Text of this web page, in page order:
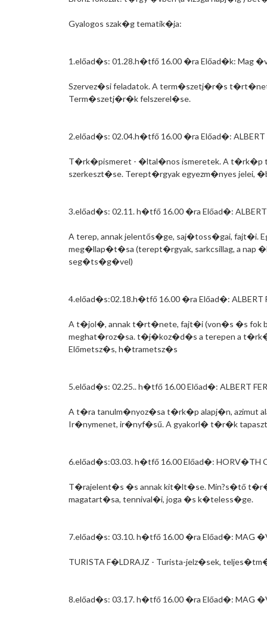
Gyalogos szak�g tematik�ja:
1.előad�s: 01.28.h�tfő 16.00 �ra Előad�k: Mag
Szervez�si feladatok. A term�szetj�r�s
Term�szetj�r�k felszerel�se.
2.előad�s: 02.04.h�tfő 16.00 �ra Előad�: ALBERT
T�rk�pismeret - �ltal�nos ismeretek. A
szerkeszt�se. Terept�rgyak egyezm�nyes jelei,
3.előad�s: 02.11. h�tfő 16.00 �ra Előad�: ALBERT
A terep, annak jelentős�ge, saj�toss�gai, fajt�i.
meg�llap�t�sa (terept�rgyak, sarkcsillag, a nap
seg�ts�g�vel)
4.előad�s:02.18.h�tfő 16.00 �ra Előad�: ALBERT
A t�jol�, annak t�rt�nete, fajt�i (von�s �s
meghat�roz�sa. t�j�koz�d�s a terepen a
Előmetsz�s, h�trametsz�s
5.előad�s: 02.25.. h�tfő 16.00 Előad�: ALBERT
A t�ra tanulm�nyoz�sa t�rk�p alapj�n,
Ir�nymenet, ir�nyf�sű. A gyakorl� t�r�k
6.előad�s:03.03. h�tfő 16.00 Előad�: HORV�TH
T�rajelent�s �s annak kit�lt�se. Min?s�tő
magatart�sa, tennival�i, joga �s k�teless�ge.
7.előad�s: 03.10. h�tfő 16.00 �ra Előad�: MAG
TURISTA F�LDRAJZ - Turista-jelz�sek,
8.előad�s: 03.17. h�tfő 16.00 �ra Előad�: MAG